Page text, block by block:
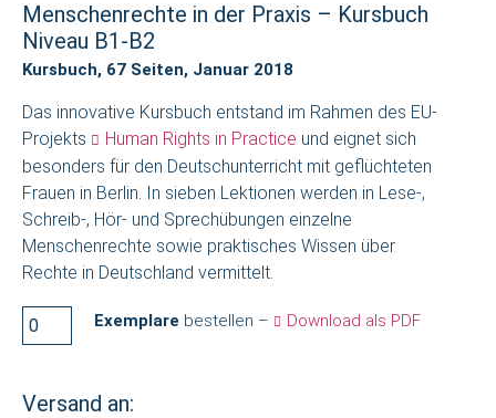
Menschenrechte in der Praxis – Kursbuch
Niveau B1-B2
Kursbuch, 67 Seiten, Januar 2018
Das innovative Kursbuch entstand im Rahmen des EU-
Projekts
Human Rights in Practice und eignet sich
besonders für den Deutschunterricht mit geflüchteten
Frauen in Berlin. In sieben Lektionen werden in Lese-,
Schreib-, Hör- und Sprechübungen einzelne
Menschenrechte sowie praktisches Wissen über
Rechte in Deutschland vermittelt.
Exemplare bestellen – Download als PDF
Versand an: